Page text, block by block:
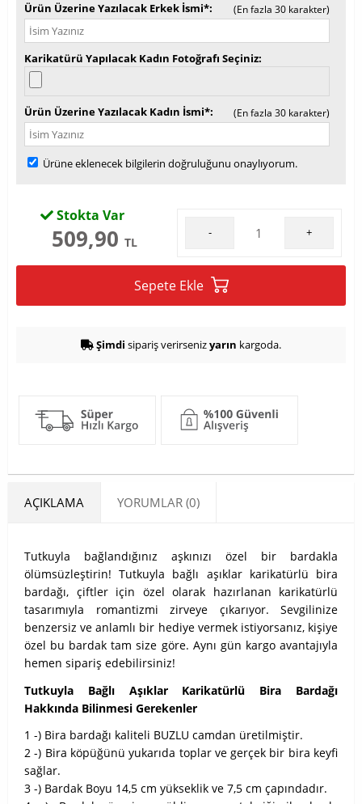
Ürün Üzerine Yazılacak Erkek İsmi* (En fazla 30 karakter)
Karikatürü Yapılacak Kadın Fotoğrafı Seçiniz
Ürün Üzerine Yazılacak Kadın İsmi* (En fazla 30 karakter)
Ürüne eklenecek bilgilerin doğruluğunu onaylıyorum.
Stokta Var
509,90 TL
- +
Sepete Ekle
Şimdi sipariş verirsenizyarın kargoda.
AÇIKLAMA YORUMLAR (0)
Tutkuyla bağlandığınız aşkınızı özel bir bardakla
ölümsüzleştirin! Tutkuyla bağlı aşıklar karikatürlü bira
bardağı, çiftler için özel olarak hazırlanan karikatürlü
tasarımıyla romantizmi zirveye çıkarıyor. Sevgilinize
benzersiz ve anlamlı bir hediye vermek istiyorsanız, kişiye
özel bu bardak tam size göre. Aynı gün kargo avantajıyla
hemen sipariş edebilirsiniz!
Tutkuyla Bağlı Aşıklar Karikatürlü Bira Bardağı
Hakkında Bilinmesi Gerekenler
1 -) Bira bardağı kaliteli BUZLU camdan üretilmiştir.
2 -) Bira köpüğünü yukarıda toplar ve gerçek bir bira keyfi
sağlar.
3 -) Bardak Boyu 14,5 cm yükseklik ve 7,5 cm çapındadır.